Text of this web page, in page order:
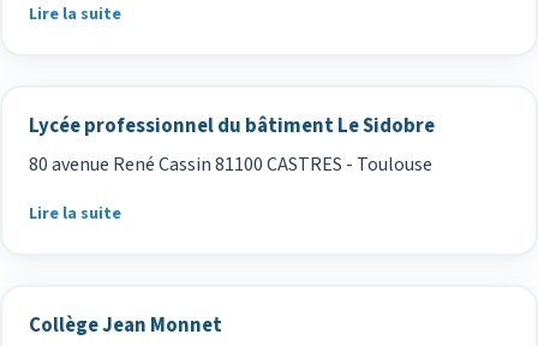
Lire la suite
Lycée professionnel du bâtiment Le Sidobre
80 avenue René Cassin 81100 CASTRES - Toulouse
Lire la suite
Collège Jean Monnet